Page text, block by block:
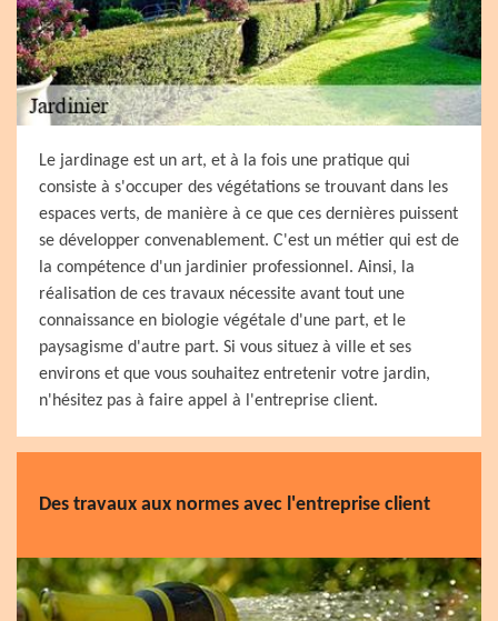
Le jardinage est un art, et à la fois une pratique qui
consiste à s'occuper des végétations se trouvant dans les
espaces verts, de manière à ce que ces dernières puissent
se développer convenablement. C'est un métier qui est de
la compétence d'un jardinier professionnel. Ainsi, la
réalisation de ces travaux nécessite avant tout une
connaissance en biologie végétale d'une part, et le
paysagisme d'autre part. Si vous situez à ville et ses
environs et que vous souhaitez entretenir votre jardin,
n'hésitez pas à faire appel à l'entreprise client.
Des travaux aux normes avec l'entreprise client